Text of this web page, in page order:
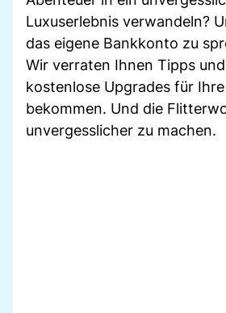
Luxuserlebnis verwandeln?
das eigene Bankkonto zu
Wir verraten Ihnen Tipps
kostenlose Upgrades für
bekommen. Und die
unvergesslicher zu machen.